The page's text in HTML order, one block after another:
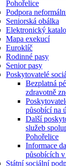
Pohořelice
Podpora
Seniorská obálka
Elektronický
Mapa exekucí
Euroklíč
Rodinné pasy
Senior pasy
Poskytovatelé
Bezplatná
zdravotně
působící na
Další
služeb
Pohořelice
Informace
působících
Státní sociální